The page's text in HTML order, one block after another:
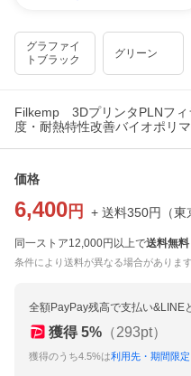
グラファイ
トブラック
グリーン
Filkemp 3DプリンタPLNフィ
度・耐熱特性改善バイオポリ
価格
6,400 円 + 送料350円 （東
同一ストア12,000円以上で送料無料
条件により送料が異なる場合があります
全額PayPay残高で支払い&LINE
獲得 5% （293pt）
獲得のうち4.5%は利用先・期間限定